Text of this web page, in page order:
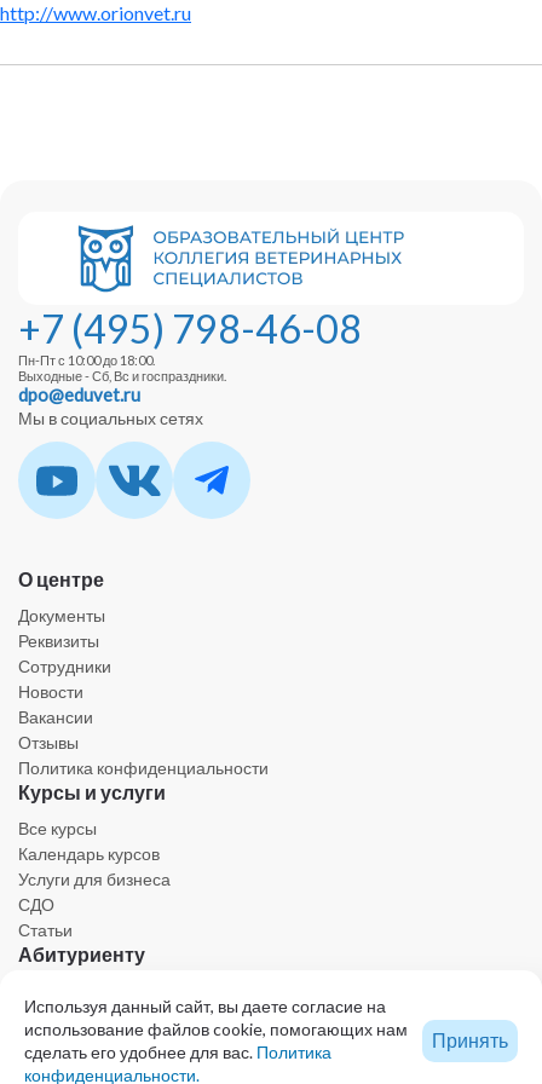
http://www.orionvet.ru
+7 (495) 798-46-08
Пн-Пт с 10:00 до 18:00.
Выходные - Сб, Вс и госпраздники.
dpo@eduvet.ru
Мы в социальных сетях
О центре
Документы
Реквизиты
Сотрудники
Новости
Вакансии
Отзывы
Политика конфиденциальности
Курсы и услуги
Все курсы
Календарь курсов
Услуги для бизнеса
СДО
Статьи
Абитуриенту
Календарь
Ресурсы
Техническая поддержка
Используя данный сайт, вы даете согласие на
использование файлов cookie, помогающих нам
сделать его удобнее для вас. Политика
конфиденциальности.
Принять